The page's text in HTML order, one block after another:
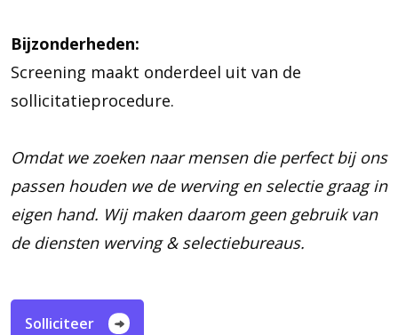
Bijzonderheden:
Screening maakt onderdeel uit van de
sollicitatieprocedure.
Omdat we zoeken naar mensen die perfect bij ons
passen houden we de werving en selectie graag in
eigen hand. Wij maken daarom geen gebruik van
de diensten werving & selectiebureaus.
Solliciteer